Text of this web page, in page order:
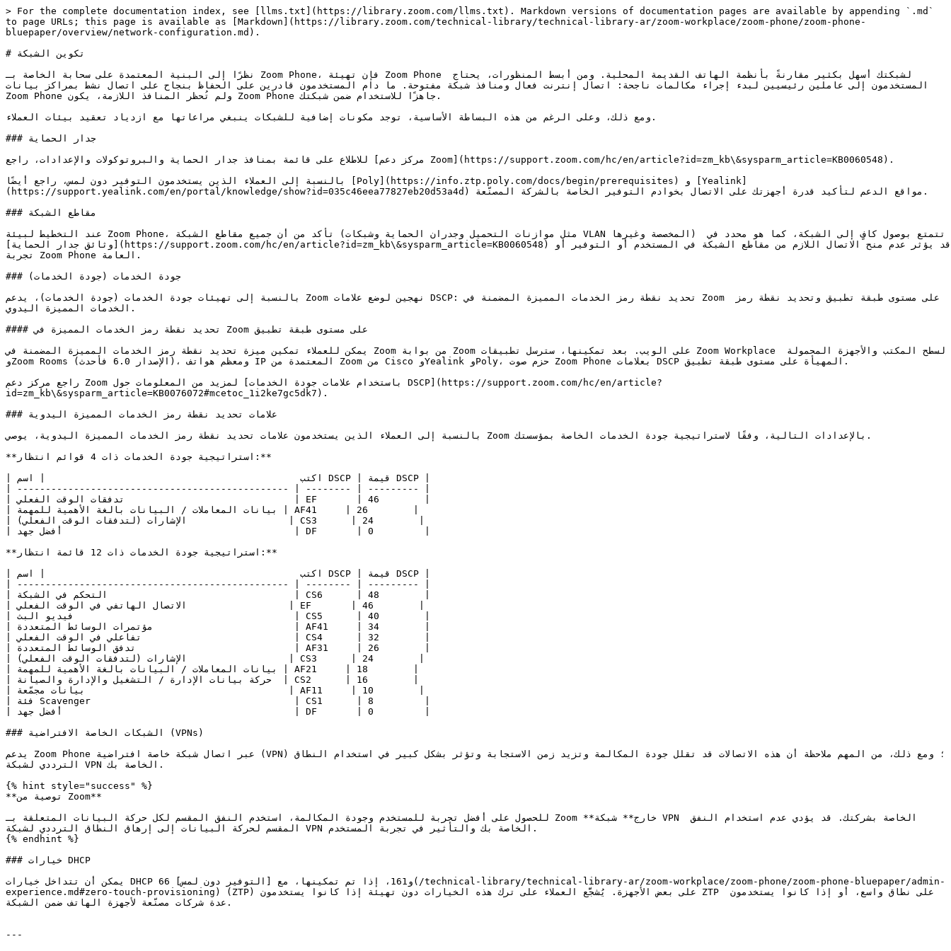
> For the complete documentation index, see [llms.txt](https://library.zoom.com/llms.txt). Markdown versions of documentation pages are available by appending `.md`
to page URLs; this page is available as [Markdown](https://library.zoom.com/technical-library/technical-library-ar/zoom-workplace/zoom-phone/zoom-phone-
bluepaper/overview/network-configuration.md).
# تكوين الشبكة
نظرًا إلى البنية المعتمدة على سحابة الخاصة بـ Zoom Phone، فإن تهيئة Zoom Phone لشبكتك أسهل بكثير مقارنةً بأنظمة الهاتف القديمة المحلية. ومن أبسط المنظورات، يحتاج
المستخدمون إلى عاملين رئيسيين لبدء إجراء مكالمات ناجحة: اتصال إنترنت فعال ومنافذ شبكة مفتوحة. ما دام المستخدمون قادرين على الحفاظ بنجاح على اتصال نشط بمراكز بيانات
Zoom Phone ولم تُحظر المنافذ اللازمة، يكون Zoom Phone جاهزًا للاستخدام ضمن شبكتك.
ومع ذلك، وعلى الرغم من هذه البساطة الأساسية، توجد مكونات إضافية للشبكات ينبغي مراعاتها مع ازدياد تعقيد بيئات العملاء.
### جدار الحماية
للاطلاع على قائمة بمنافذ جدار الحماية والبروتوكولات والإعدادات، راجع [مركز دعم Zoom](https://support.zoom.com/hc/en/article?id=zm_kb\&sysparm_article=KB0060548).
بالنسبة إلى العملاء الذين يستخدمون التوفير دون لمس، راجع أيضًا [Poly](https://info.ztp.poly.com/docs/begin/prerequisites) و [Yealink]
(https://support.yealink.com/en/portal/knowledge/show?id=035c46eea77827eb20d53a4d) مواقع الدعم لتأكيد قدرة أجهزتك على الاتصال بخوادم التوفير الخاصة بالشركة المصنّعة.
### مقاطع الشبكة
عند التخطيط لبيئة Zoom Phone، تأكد من أن جميع مقاطع الشبكة (مثل موازنات التحميل وجدران الحماية وشبكات VLAN المخصصة وغيرها) تتمتع بوصول كافٍ إلى الشبكة، كما هو محدد في
[وثائق جدار الحماية](https://support.zoom.com/hc/en/article?id=zm_kb\&sysparm_article=KB0060548)قد يؤثر عدم منح الاتصال اللازم من مقاطع الشبكة في المستخدم أو التوفير أو
تجربة Zoom Phone العامة.
### جودة الخدمات (جودة الخدمات)
بالنسبة إلى تهيئات جودة الخدمات (جودة الخدمات)، يدعم Zoom نهجين لوضع علامات DSCP: تحديد نقطة رمز الخدمات المميزة المضمنة في Zoom على مستوى طبقة تطبيق وتحديد نقطة رمز
الخدمات المميزة اليدوي.
#### تحديد نقطة رمز الخدمات المميزة في Zoom على مستوى طبقة تطبيق
يمكن للعملاء تمكين ميزة تحديد نقطة رمز الخدمات المميزة المضمنة في Zoom من بوابة Zoom على الويب. بعد تمكينها، سترسل تطبيقات Zoom Workplace لسطح المكتب والأجهزة المحمولة
وZoom Rooms (الإصدار 6.0 فأحدث)، ومعظم هواتف IP المعتمدة من Zoom من Cisco وYealink وPoly، حزم صوت Zoom Phone بعلامات DSCP المهيأة على مستوى طبقة تطبيق.
راجع مركز دعم Zoom لمزيد من المعلومات حول [باستخدام علامات جودة الخدمات DSCP](https://support.zoom.com/hc/en/article?
id=zm_kb\&sysparm_article=KB0076072#mcetoc_1i2ke7gc5dk7).
### علامات تحديد نقطة رمز الخدمات المميزة اليدوية
بالنسبة إلى العملاء الذين يستخدمون علامات تحديد نقطة رمز الخدمات المميزة اليدوية، يوصي Zoom بالإعدادات التالية، وفقًا لاستراتيجية جودة الخدمات الخاصة بمؤسستك.
**استراتيجية جودة الخدمات ذات 4 قوائم انتظار:**
| ------------------------------------------------ | -------- | --------- |
| تدفقات الوقت الفعلي                              | EF       | 46        |
**استراتيجية جودة الخدمات ذات 12 قائمة انتظار:**
| ------------------------------------------------ | -------- | --------- |
| الاتصال الهاتفي في الوقت الفعلي                  | EF       | 46        |
| تفاعلي في الوقت الفعلي                           | CS4      | 32        |
### الشبكات الخاصة الافتراضية (VPNs)
يدعم Zoom Phone عبر اتصال شبكة خاصة افتراضية (VPN)؛ ومع ذلك، من المهم ملاحظة أن هذه الاتصالات قد تقلل جودة المكالمة وتزيد زمن الاستجابة وتؤثر بشكل كبير في استخدام النطاق
الترددي لشبكة VPN الخاصة بك.
{% hint style="success" %}
**توصية من Zoom**
للحصول على أفضل تجربة للمستخدم وجودة المكالمة، استخدم النفق المقسم لكل حركة البيانات المتعلقة بـ Zoom **خارج** شبكة VPN الخاصة بشركتك. قد يؤدي عدم استخدام النفق
المقسم لحركة البيانات إلى إرهاق النطاق الترددي لشبكة VPN الخاصة بك والتأثير في تجربة المستخدم.
{% endhint %}
### خيارات DHCP
يمكن أن تتداخل خيارات DHCP 66 و161، إذا تم تمكينها، مع [التوفير دون لمس](/technical-library/technical-library-ar/zoom-workplace/zoom-phone/zoom-phone-bluepaper/admin-
experience.md#zero-touch-provisioning) (ZTP) على بعض الأجهزة. يُشجَّع العملاء على ترك هذه الخيارات دون تهيئة إذا كانوا يستخدمون ZTP على نطاق واسع، أو إذا كانوا يستخدمون
عدة شركات مصنّعة لأجهزة الهاتف ضمن الشبكة.
---